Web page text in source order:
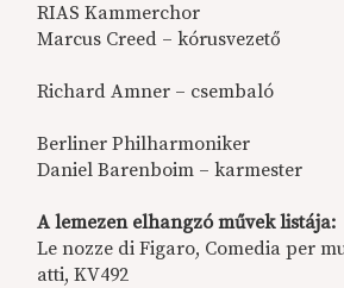
RIAS Kammerchor
Marcus Creed – kórusvezető
Richard Amner – csembaló
Berliner Philharmoniker
Daniel Barenboim – karmester
A lemezen elhangzó művek listája:
Le nozze di Figaro, Comedia per
atti, KV492